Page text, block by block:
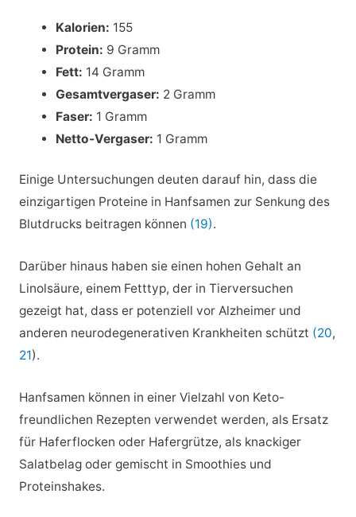
Kalorien: 155
Protein: 9 Gramm
Fett: 14 Gramm
Gesamtvergaser: 2 Gramm
Faser: 1 Gramm
Netto-Vergaser: 1 Gramm
Einige Untersuchungen deuten darauf hin, dass die
einzigartigen Proteine in Hanfsamen zur Senkung des
Blutdrucks beitragen können (19).
Darüber hinaus haben sie einen hohen Gehalt an
Linolsäure, einem Fetttyp, der in Tierversuchen
gezeigt hat, dass er potenziell vor Alzheimer und
anderen neurodegenerativen Krankheiten schützt (20,
21).
Hanfsamen können in einer Vielzahl von Keto-
freundlichen Rezepten verwendet werden, als Ersatz
für Haferflocken oder Hafergrütze, als knackiger
Salatbelag oder gemischt in Smoothies und
Proteinshakes.